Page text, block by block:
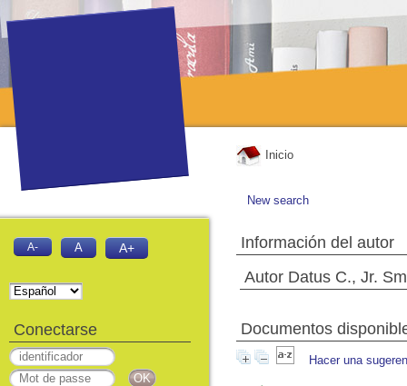
Inicio
New search
Información del autor
Autor Datus C., Jr.
Documentos
Hacer una
A- A A+
Conectarse